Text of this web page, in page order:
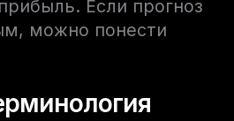
Если прогноз
можно понести